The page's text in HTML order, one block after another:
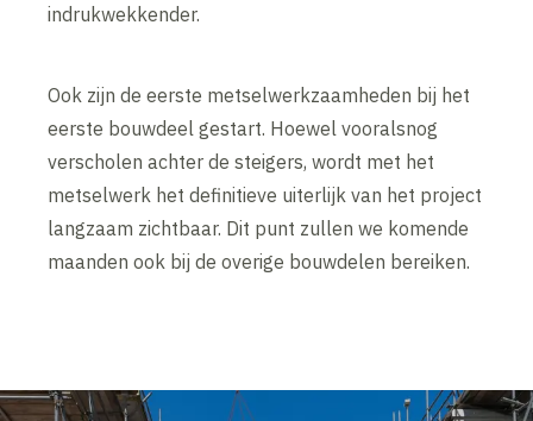
indrukwekkender.
Ook zijn de eerste metselwerkzaamheden bij het
eerste bouwdeel gestart. Hoewel vooralsnog
verscholen achter de steigers, wordt met het
metselwerk het definitieve uiterlijk van het project
langzaam zichtbaar. Dit punt zullen we komende
maanden ook bij de overige bouwdelen bereiken.